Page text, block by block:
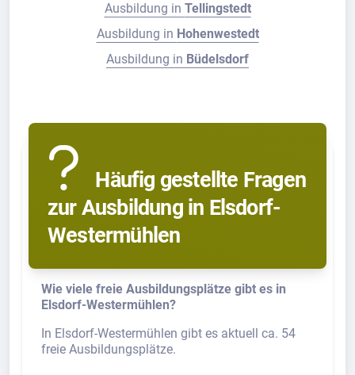
Ausbildung in Tellingstedt
Ausbildung in Hohenwestedt
Ausbildung in Büdelsdorf
Häufig gestellte Fragen
zur Ausbildung in Elsdorf-
Westermühlen
Wie viele freie Ausbildungsplätze gibt es in
Elsdorf-Westermühlen?
In Elsdorf-Westermühlen gibt es aktuell ca. 54
freie Ausbildungsplätze.